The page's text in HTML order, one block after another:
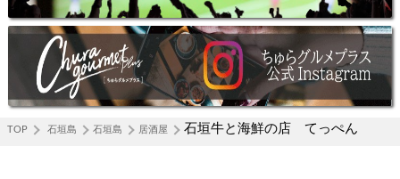
TOP 石垣島 石垣島 居酒屋 石垣牛と海鮮の店 てっぺん